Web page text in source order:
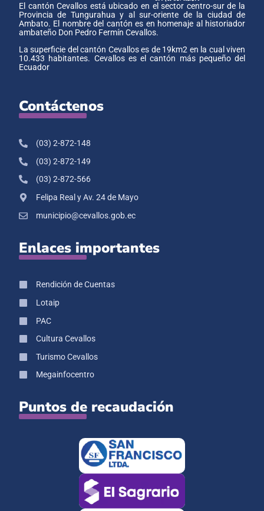
El cantón Cevallos está ubicado en el sector centro-sur de la
Provincia de Tungurahua y al sur-oriente de la ciudad de
Ambato. El nombre del cantón es en homenaje al historiador
ambateño Don Pedro Fermín Cevallos.
La superficie del cantón Cevallos es de 19km2 en la cual viven
10.433 habitantes. Cevallos es el cantón más pequeño del
Ecuador
Contáctenos
(03) 2-872-148
(03) 2-872-149
(03) 2-872-566
Felipa Real y Av. 24 de Mayo
municipio@cevallos.gob.ec
Enlaces importantes
Rendición de Cuentas
Lotaip
PAC
Cultura Cevallos
Turismo Cevallos
Megainfocentro
Puntos de recaudación